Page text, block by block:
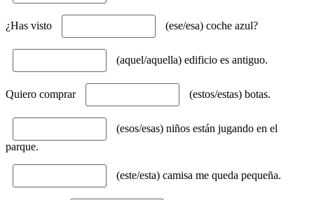
¿Has visto (ese/esa) coche azul?
(aquel/aquella) edificio es antiguo.
Quiero comprar (estos/estas) botas.
(esos/esas) niños están jugando en el
parque.
(este/esta) camisa me queda pequeña.